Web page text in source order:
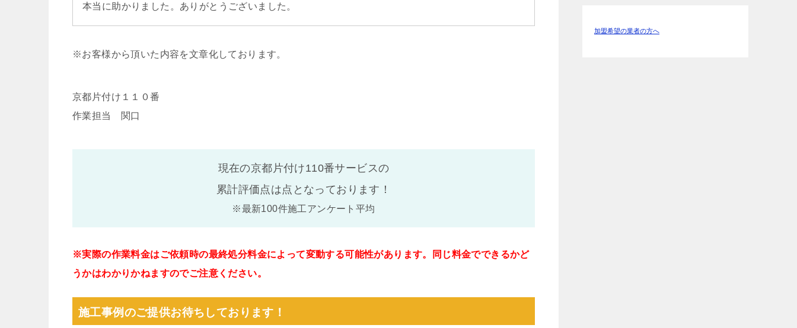
本当に助かりました。ありがとうございました。
※お客様から頂いた内容を文章化しております。
京都片付け１１０番
作業担当 関口
現在の京都片付け110番サービスの
累計評価点は点となっております！
※最新100件施工アンケート平均
※実際の作業料金はご依頼時の最終処分料金によって変動する可能性があります。同じ料金でできるかど
うかはわかりかねますのでご注意ください。
施工事例のご提供お待ちしております！
加盟希望の業者の方へ